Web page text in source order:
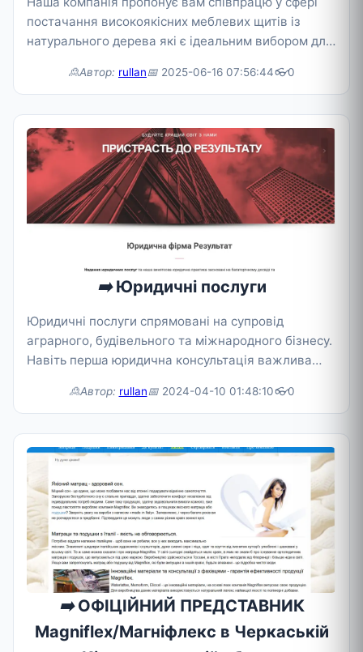
постачання високоякісних меблевих щитів із
натурального дерева які є ідеальним вибором для
🙎Автор: rullan📅 2025-06-16 07:56:44👓0
➡️Юридичні послуги
Юридичні послуги спрямовані на супровід
аграрного, будівельного та міжнародного бізнесу.
Навіть перша юридична консультація важлива
🙎Автор: rullan📅2024-04-10 01:48:10👓0
➡️ОФІЦІЙНИЙ ПРЕДСТАВНИК
Magniflex/Магніфлекс в Черкаській